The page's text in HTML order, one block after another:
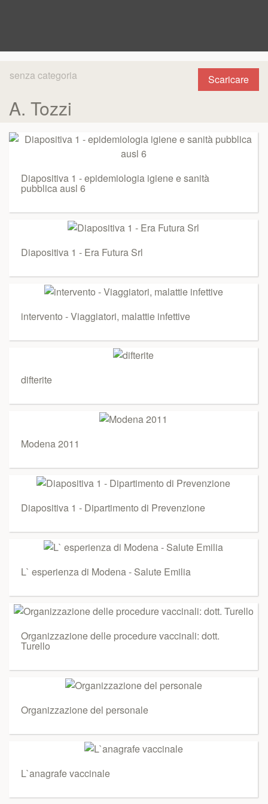
Scaricare
senza categoria
A. Tozzi
Diapositiva 1 - epidemiologia igiene e sanità
pubblica ausl 6
Diapositiva 1 - Era Futura Srl
intervento - Viaggiatori, malattie infettive
difterite
Modena 2011
Diapositiva 1 - Dipartimento di Prevenzione
L` esperienza di Modena - Salute Emilia
Organizzazione delle procedure vaccinali: dott.
Turello
Organizzazione del personale
L`anagrafe vaccinale